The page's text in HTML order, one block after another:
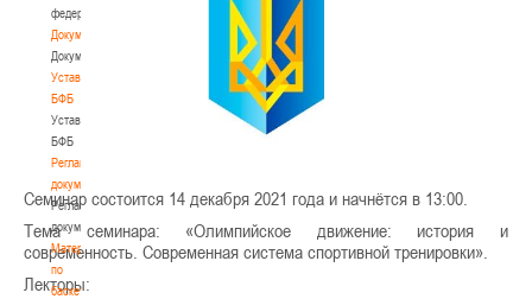
федерации
Документы
Документы
Устав
БФБ
Устав
БФБ
Регламентирующие
документы
Регламентирующие
документы
Материалы
по
баскетбольной
Семинар состоится 14 декабря 2021 года и начнётся в 13:00.
Тема семинара: «Олимпийское движение: история и
современность. Современная система спортивной тренировки».
Лекторы: